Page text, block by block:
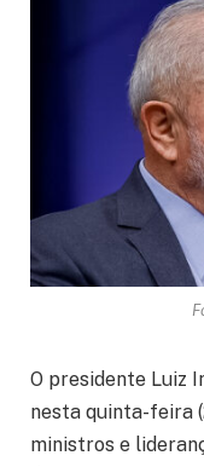
O presidente Luiz
nesta quinta-feira
ministros e